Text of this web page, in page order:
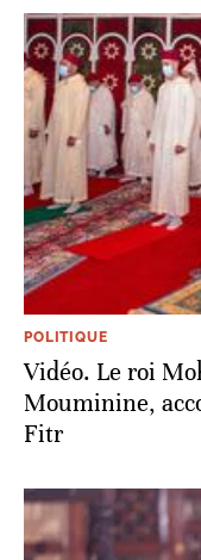
POLITIQUE
Vidéo. Le roi
Mouminine,
Fitr